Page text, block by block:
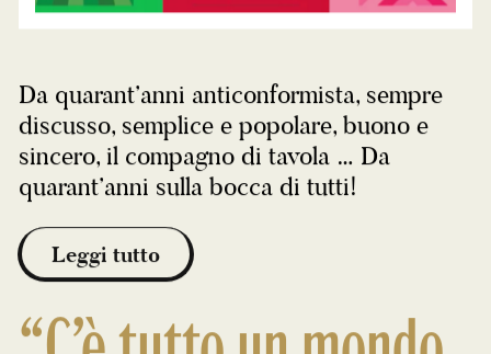
Da quarant’anni anticonformista, sempre
discusso, semplice e popolare, buono e
sincero, il compagno di tavola … Da
quarant’anni sulla bocca di tutti!
Leggi tutto